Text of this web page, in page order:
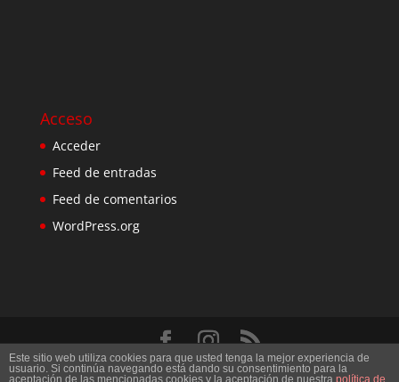
Acceso
Acceder
Feed de entradas
Feed de comentarios
WordPress.org
Diseñado porElegant Themes| Desarrollado por
Este sitio web utiliza cookies para que usted tenga la mejor experiencia de
usuario. Si continúa navegando está dando su consentimiento para la
aceptación de las mencionadas cookies y la aceptación de nuestra política de